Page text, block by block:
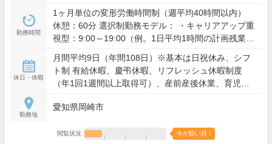
勤務時間
1ヶ月単位の変形労働時間制（週平均40時間以内）
休憩：60分 選択制勤務モデル： ・キャリアアップ重
視型：9:00～19:00（例。1日平均1時間の計画残業を
で実働8時間（残業想定少） ※夜間・土日含むシフト
勤務あり（配属店舗の営業時間による）
休日・休暇
月間平均9日（年間108日）※基本は日祝休み、シフ
ト制 有給休暇、慶弔休暇、リフレッシュ休暇制度
（年1回1週間以上取得可）、産前産後休業、育児休
勤務地
愛知県岡崎市
閲覧状況 今が狙い目！